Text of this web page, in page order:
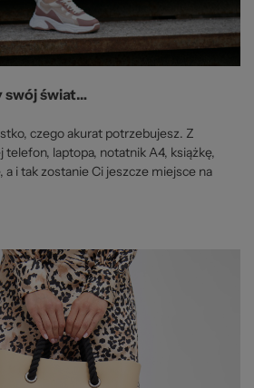
swój świat…
czego akurat potrzebujesz. Z
telefon, laptopa, notatnik A4, książkę,
i tak zostanie Ci jeszcze miejsce na